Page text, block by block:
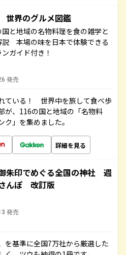
界のグルメ図鑑
国と地域の名物料理を食の雑学と
説 本場の味を日本で体験できる
ガイド付き！
発売
ている！ 世界中を旅して食べ歩
が、116の国と地域の「名物料
」を集めました。
詳細を見る
朱印でめぐる全国の神社 週
んぽ 改訂版
発売
を基準に全国7万社から厳選した